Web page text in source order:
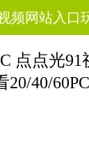
频网站入口
点点光91
20/40/